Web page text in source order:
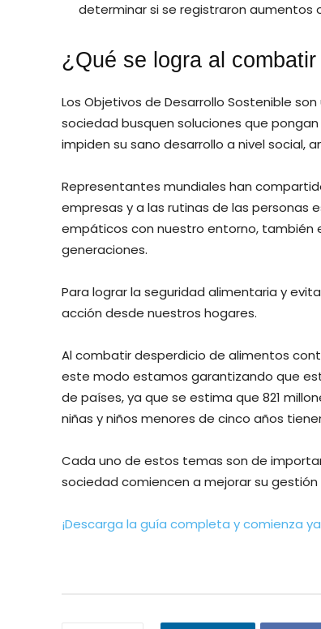
determinar si se registraron aumentos
¿Qué se logra al
Los Objetivos de Desarrollo Sostenible
sociedad busquen soluciones que
impiden su sano desarrollo a nivel social,
Representantes mundiales han
empresas y a las rutinas de las personas
empáticos con nuestro entorno, también
generaciones.
Para lograr la seguridad alimentaria y
acción desde nuestros hogares.
Al combatir desperdicio de alimentos
este modo estamos garantizando que
de países, ya que se estima que 821
niñas y niños menores de cinco años
Cada uno de estos temas son de
sociedad comiencen a mejorar su
¡Descarga la guía completa y comienza